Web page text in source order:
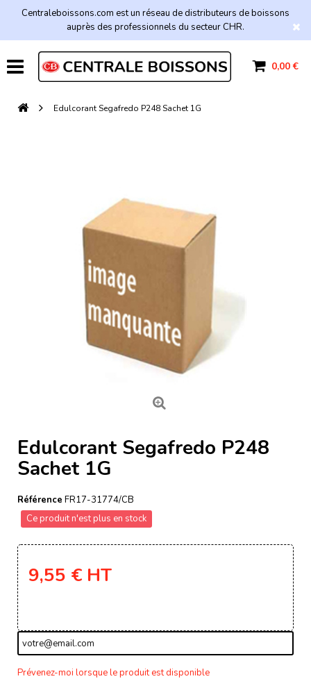
Centraleboissons.com est un réseau de distributeurs de boissons
auprès des professionnels du secteur CHR.
0,00 €
Edulcorant Segafredo P248 Sachet 1G
Edulcorant Segafredo P248
Sachet 1G
Référence FR17-31774/CB
Ce produit n'est plus en stock
9,55 € HT
Prévenez-moi lorsque le produit est disponible